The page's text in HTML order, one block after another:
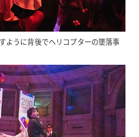
ように背後でヘリコプターの墜落事